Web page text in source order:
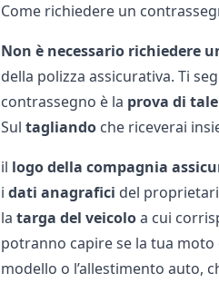
Come richiedere un
Non è necessario richiedere
della polizza assicurativa. Ti
contrassegno è la prova di
Sul tagliandoche riceverai
il logo della compagnia
i dati anagrafici del
la targa del veicoloa cui
potranno capire se la tua moto
modello o l’allestimento auto,